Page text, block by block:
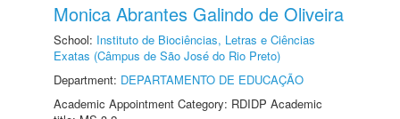
Monica Abrantes Galindo de Oliveira
School: Instituto de Biociências, Letras e Ciências
Exatas (Câmpus de São José do Rio Preto)
Department: DEPARTAMENTO DE EDUCAÇÃO
Academic Appointment Category: RDIDP Academic